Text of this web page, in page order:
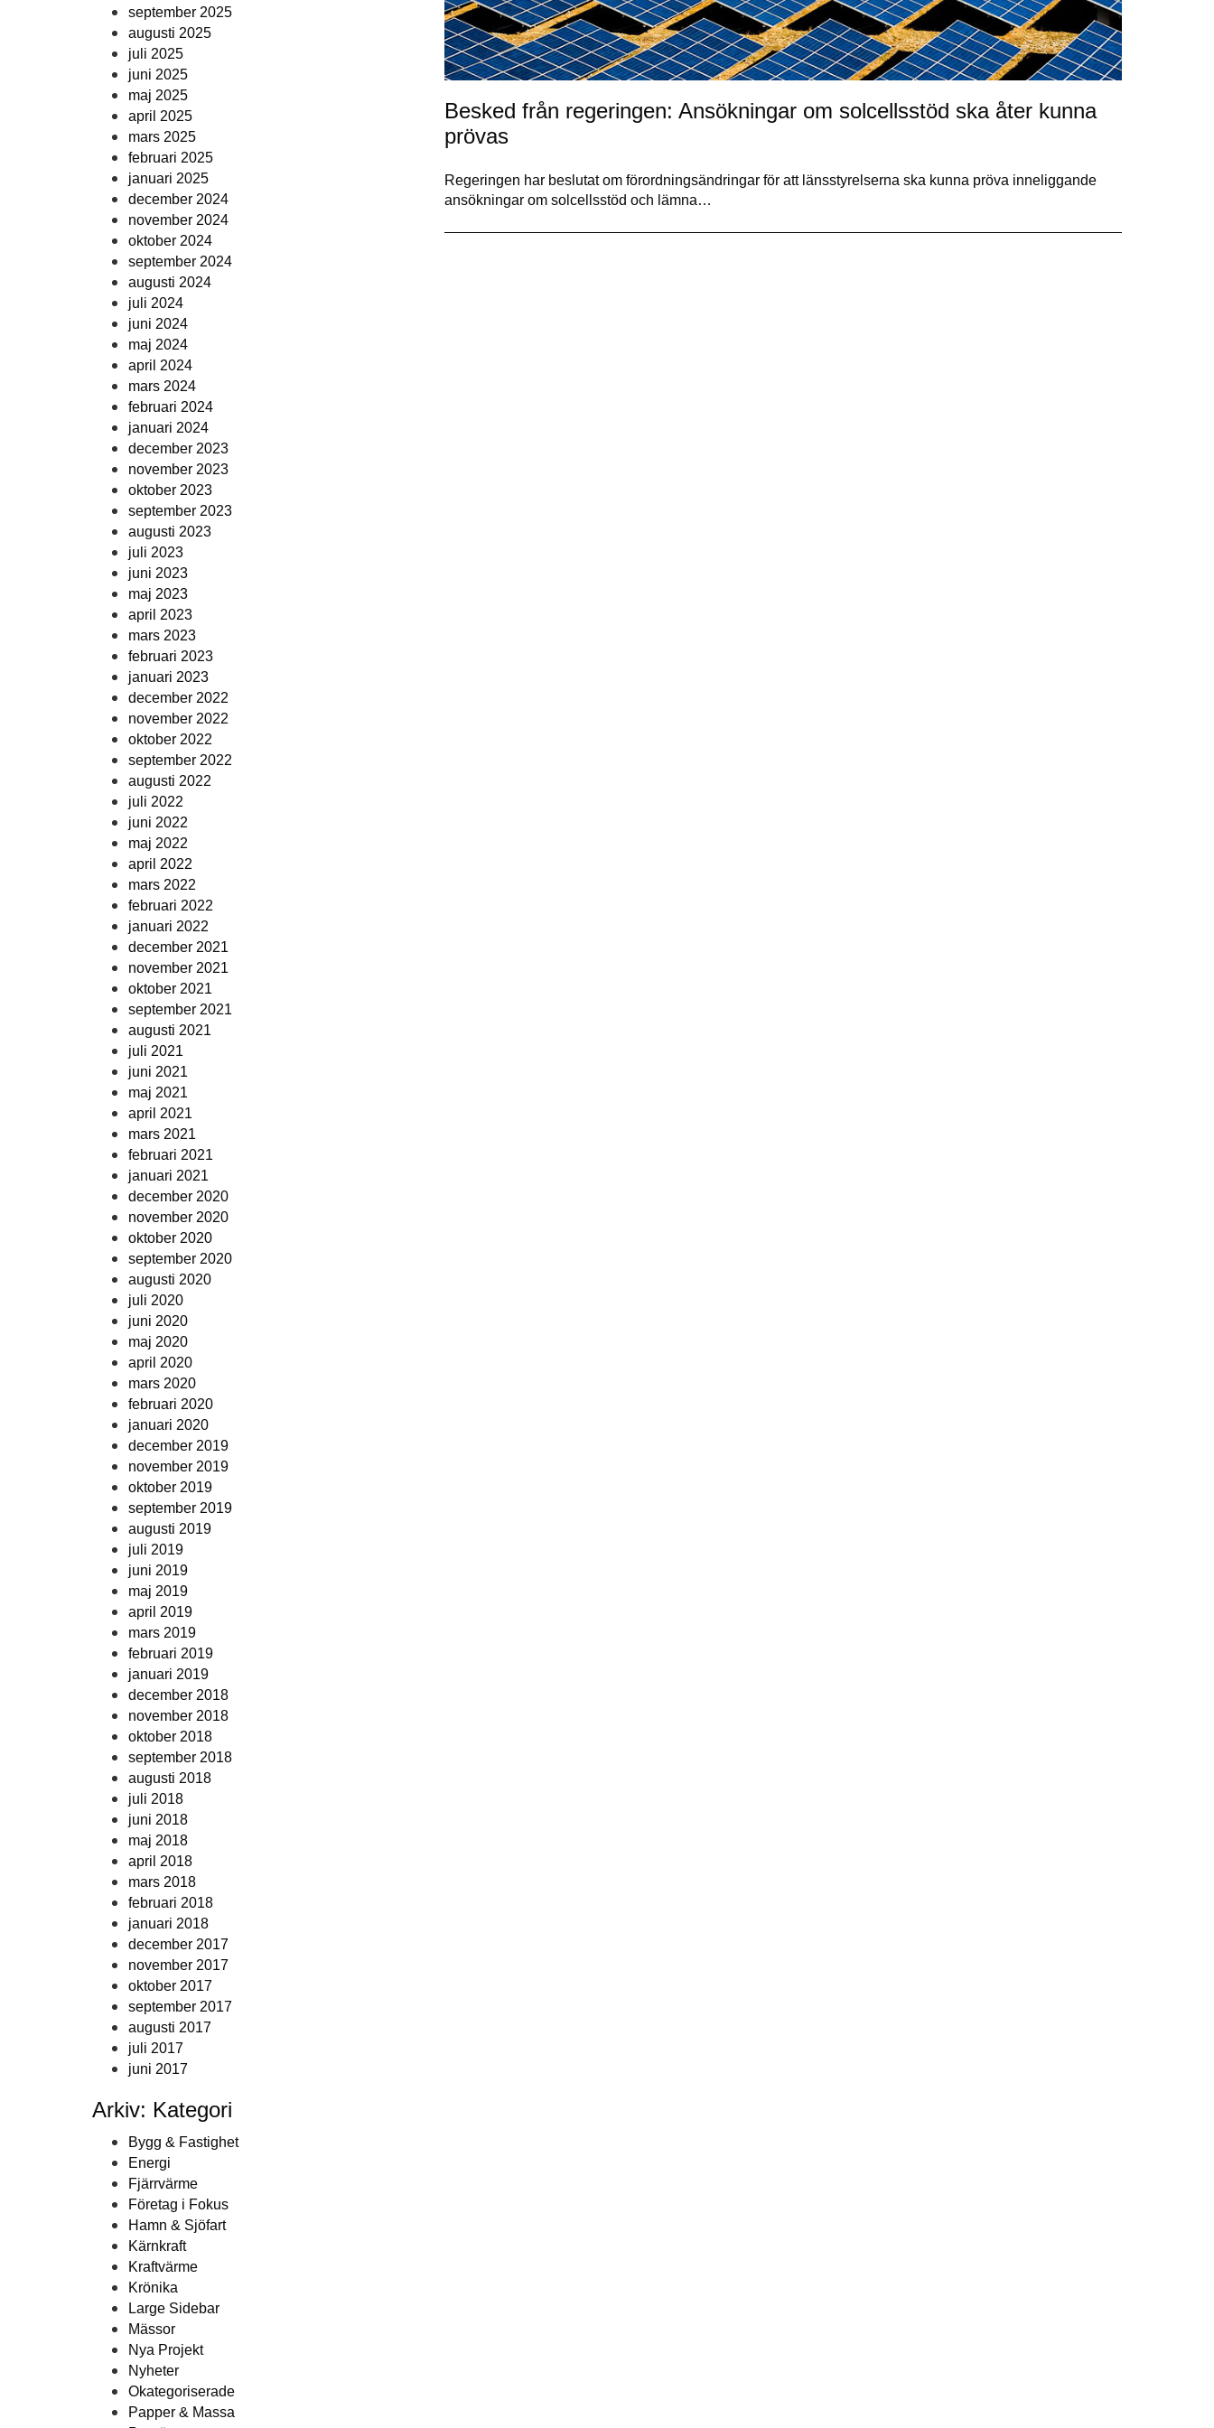
september 2025
augusti 2025
juli 2025
juni 2025
maj 2025
april 2025
mars 2025
februari 2025
januari 2025
december 2024
november 2024
oktober 2024
september 2024
augusti 2024
juli 2024
juni 2024
maj 2024
april 2024
mars 2024
februari 2024
januari 2024
december 2023
november 2023
oktober 2023
september 2023
augusti 2023
juli 2023
juni 2023
maj 2023
april 2023
mars 2023
februari 2023
januari 2023
december 2022
november 2022
oktober 2022
september 2022
augusti 2022
juli 2022
juni 2022
maj 2022
april 2022
mars 2022
februari 2022
januari 2022
december 2021
november 2021
oktober 2021
september 2021
augusti 2021
juli 2021
juni 2021
maj 2021
april 2021
mars 2021
februari 2021
januari 2021
december 2020
november 2020
oktober 2020
september 2020
augusti 2020
juli 2020
juni 2020
maj 2020
april 2020
mars 2020
februari 2020
januari 2020
december 2019
november 2019
oktober 2019
september 2019
augusti 2019
juli 2019
juni 2019
maj 2019
april 2019
mars 2019
februari 2019
januari 2019
december 2018
november 2018
oktober 2018
september 2018
augusti 2018
juli 2018
juni 2018
maj 2018
april 2018
mars 2018
februari 2018
januari 2018
december 2017
november 2017
oktober 2017
september 2017
augusti 2017
juli 2017
juni 2017
Arkiv: Kategori
Bygg & Fastighet
Energi
Fjärrvärme
Företag i Fokus
Hamn & Sjöfart
Kärnkraft
Kraftvärme
Krönika
Large Sidebar
Mässor
Nya Projekt
Nyheter
Okategoriserade
Papper & Massa
Besked från regeringen: Ansökningar om solcellsstöd ska åter kunna
prövas
Regeringen har beslutat om förordningsändringar för att länsstyrelserna ska kunna pröva inneliggande
ansökningar om solcellsstöd och lämna…